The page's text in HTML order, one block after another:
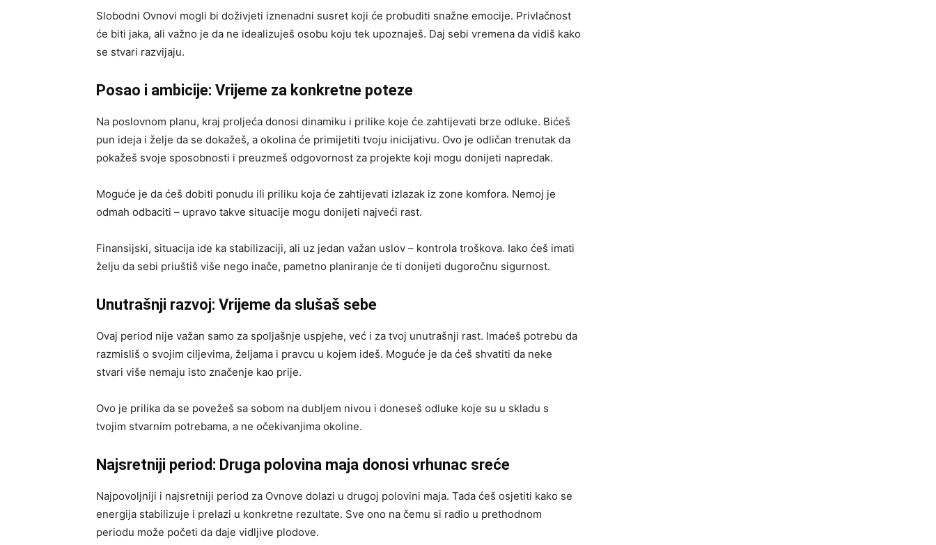
Slobodni Ovnovi mogli bi doživjeti iznenadni susret koji će probuditi snažne emocije. Privlačnost
će biti jaka, ali važno je da ne idealizuješ osobu koju tek upoznaješ. Daj sebi vremena da vidiš kako
se stvari razvijaju.
Posao i ambicije: Vrijeme za konkretne poteze
Na poslovnom planu, kraj proljeća donosi dinamiku i prilike koje će zahtijevati brze odluke. Bićeš
pun ideja i želje da se dokažeš, a okolina će primijetiti tvoju inicijativu. Ovo je odličan trenutak da
pokažeš svoje sposobnosti i preuzmeš odgovornost za projekte koji mogu donijeti napredak.
Moguće je da ćeš dobiti ponudu ili priliku koja će zahtijevati izlazak iz zone komfora. Nemoj je
odmah odbaciti – upravo takve situacije mogu donijeti najveći rast.
Finansijski, situacija ide ka stabilizaciji, ali uz jedan važan uslov – kontrola troškova. Iako ćeš imati
želju da sebi priuštiš više nego inače, pametno planiranje će ti donijeti dugoročnu sigurnost.
Unutrašnji razvoj: Vrijeme da slušaš sebe
Ovaj period nije važan samo za spoljašnje uspjehe, već i za tvoj unutrašnji rast. Imaćeš potrebu da
razmisliš o svojim ciljevima, željama i pravcu u kojem ideš. Moguće je da ćeš shvatiti da neke
stvari više nemaju isto značenje kao prije.
Ovo je prilika da se povežeš sa sobom na dubljem nivou i doneseš odluke koje su u skladu s
tvojim stvarnim potrebama, a ne očekivanjima okoline.
Najsretniji period: Druga polovina maja donosi vrhunac sreće
Najpovoljniji i najsretniji period za Ovnove dolazi u drugoj polovini maja. Tada ćeš osjetiti kako se
energija stabilizuje i prelazi u konkretne rezultate. Sve ono na čemu si radio u prethodnom
periodu može početi da daje vidljive plodove.